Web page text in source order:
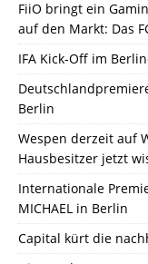
FiiO bringt ein
auf den Markt: Das
IFA Kick-Off im
Deutschlandpremiere
Berlin
Wespen derzeit auf
Hausbesitzer jetzt
Internationale
MICHAEL in Berlin
Capital kürt die